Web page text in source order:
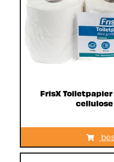
FrisX
cellulose